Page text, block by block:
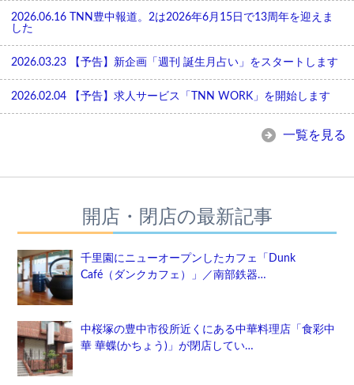
2026.06.16
TNN豊中報道。2は2026年6月15日で13周年を迎えま
した
2026.03.23 【予告】新企画「週刊 誕生月占い」をスタートします
2026.02.04 【予告】求人サービス「TNN WORK」を開始します
一覧を見る
開店・閉店の最新記事
千里園にニューオープンしたカフェ「Dunk
Café（ダンクカフェ）」／南部鉄器…
中桜塚の豊中市役所近くにある中華料理店「食彩中
華 華蝶(かちょう)」が閉店してい…